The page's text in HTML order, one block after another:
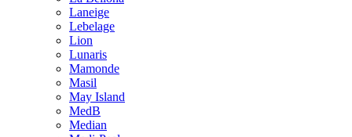
Laneige
Lebelage
Lion
Lunaris
Mamonde
Masil
May Island
MedB
Median